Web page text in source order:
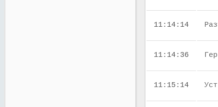
11:14:14
11:14:36
11:15:14